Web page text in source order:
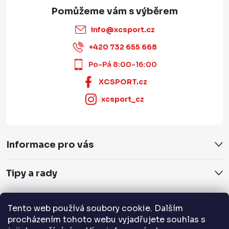
Tento web používá soubory cookie. Dalším
procházením tohoto webu vyjadřujete souhlas s
info@xcsport.cz
+420 732 655 668
Po-Pá 8:00-16:00
XCSPORT.cz
xcsport_cz
Informace pro vás
Tipy a rady
Servis a služby